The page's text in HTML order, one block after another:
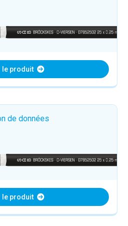
le produit
de données
le produit